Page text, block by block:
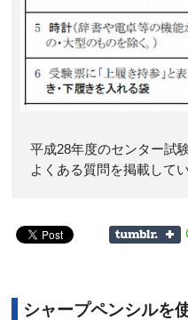
平成28年度のセンター試
よくある質問を掲載してい
シャープペンシルを